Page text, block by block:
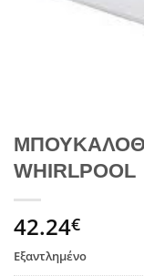
WHIRLPOOL
42.24€
Εξαντλημένο